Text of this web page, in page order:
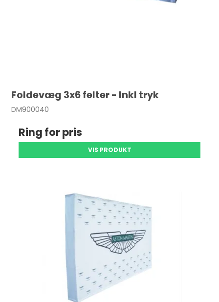
Foldevæg 3x6 felter - Inkl tryk
DM900040
Ring for pris
VIS PRODUKT